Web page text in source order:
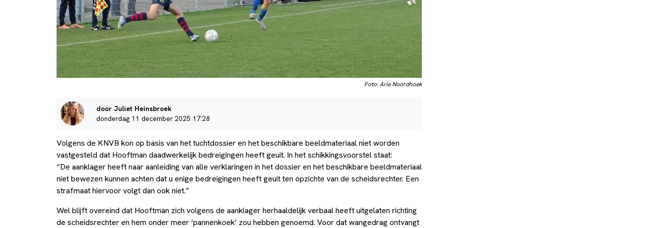
Foto: Arie Noordhoek
door Juliet Heinsbroek
donderdag 11 december 2025 17:28
Volgens de KNVB kon op basis van het tuchtdossier en het beschikbare beeldmateriaal niet worden
vastgesteld dat Hooftman daadwerkelijk bedreigingen heeft geuit. In het schikkingsvoorstel staat:
“De aanklager heeft naar aanleiding van alle verklaringen in het dossier en het beschikbare beeldmateriaal
niet bewezen kunnen achten dat u enige bedreigingen heeft geuit ten opzichte van de scheidsrechter. Een
strafmaat hiervoor volgt dan ook niet.”
Wel blijft overeind dat Hooftman zich volgens de aanklager herhaaldelijk verbaal heeft uitgelaten richting
de scheidsrechter en hem onder meer ‘pannenkoek’ zou hebben genoemd. Voor dat wangedrag ontvangt